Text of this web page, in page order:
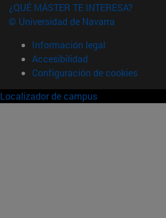
¿QUÉ MÁSTER TE INTERESA?
© Universidad de Navarra
Información legal
Accesibilidad
Configuración de cookies
Localizador de campus